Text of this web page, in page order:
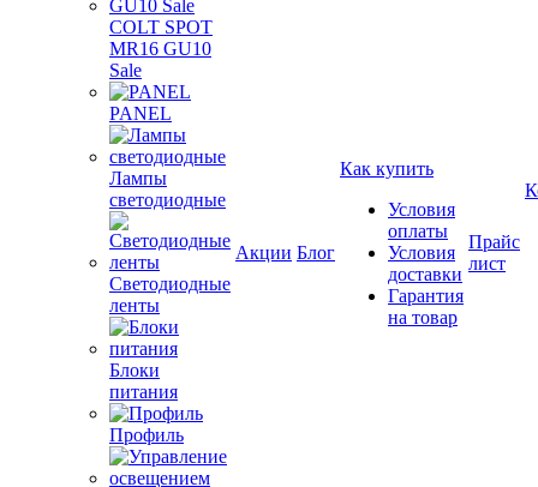
COLT SPOT
MR16 GU10
Sale
PANEL
Лампы
светодиодные
Светодиодные
ленты
Блоки
питания
Профиль
Акции Блог
Как купить
Условия
оплаты
Условия
доставки
Гарантия
на товар
Прайс
лист